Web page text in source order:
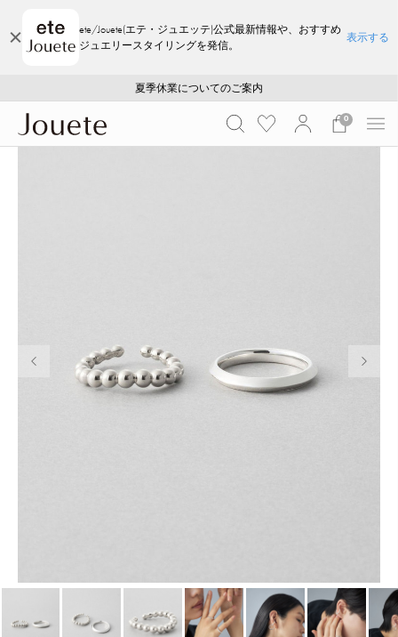
ete/Jouete(エテ・ジュエッテ)公式最新情報や、おすすめ
ジュエリースタイリングを発信。
表示する
採用のご案内
ご注文いただいたお品物のお届け状況について
夏季休業についてのご案内
WEB LIMITED ITEMS >>
採用のご案内
ご注文いただいたお品物のお届け状況について
0